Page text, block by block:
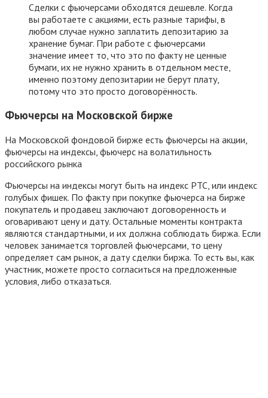
Сделки с фьючерсами обходятся дешевле. Когда
вы работаете с акциями, есть разные тарифы, в
любом случае нужно заплатить депозитарию за
хранение бумаг. При работе с фьючерсами
значение имеет то, что это по факту не ценные
бумаги, их не нужно хранить в отдельном месте,
именно поэтому депозитарии не берут плату,
потому что это просто договорённость.
Фьючерсы на Московской бирже
На Московской фондовой бирже есть фьючерсы на акции,
фьючерсы на индексы, фьючерс на волатильность
российского рынка
Фьючерсы на индексы могут быть на индекс РТС, или индекс
голубых фишек. По факту при покупке фьючерса на бирже
покупатель и продавец заключают договоренность и
оговаривают цену и дату. Остальные моменты контракта
являются стандартными, и их должна соблюдать биржа. Если
человек занимается торговлей фьючерсами, то цену
определяет сам рынок, а дату сделки биржа. То есть вы, как
участник, можете просто согласиться на предложенные
условия, либо отказаться.